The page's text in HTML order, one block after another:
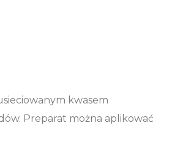
kwasem
Preparat można aplikować